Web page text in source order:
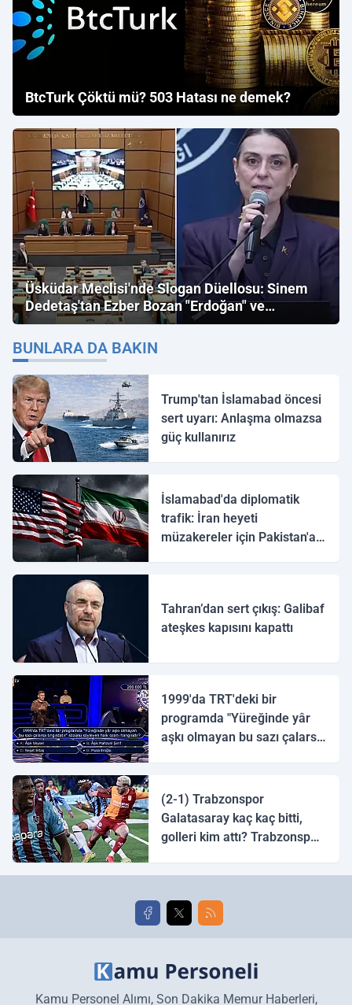
BtcTurk Çöktü mü? 503 Hatası ne demek?
Üsküdar Meclisi'nde Slogan Düellosu: Sinem
Dedetaş'tan Ezber Bozan "Erdoğan" ve
"İmamoğlu" Çıkışı!
BUNLARA DA BAKIN
Trump'tan İslamabad öncesi
sert uyarı: Anlaşma olmazsa
güç kullanırız
İslamabad'da diplomatik
trafik: İran heyeti
müzakereler için Pakistan'a
Tahran’dan sert çıkış: Galibaf
ateşkes kapısını kapattı
1999'da TRT'deki bir
programda "Yüreğinde yâr
aşkı olmayan bu sazı çalarsa
(2-1) Trabzonspor
Galatasaray kaç kaç bitti,
golleri kim attı? Trabzonspor
golleri!
Kamu Personel Alımı, Son Dakika Memur Haberleri,